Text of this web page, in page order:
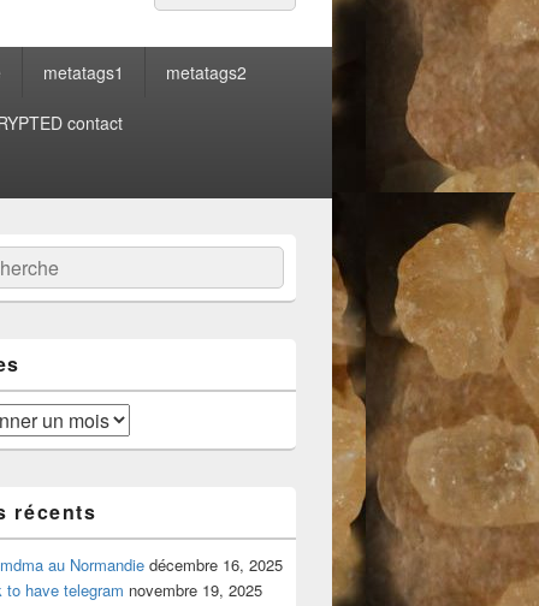
metatags1 metatags2
contact
récents
au Normandie décembre 16, 2025
to have telegram novembre 19, 2025